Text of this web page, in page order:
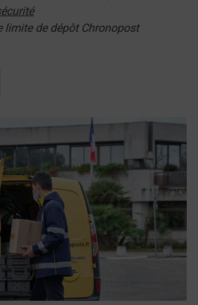
limite de dépôt Chronopost
nouvel onglet